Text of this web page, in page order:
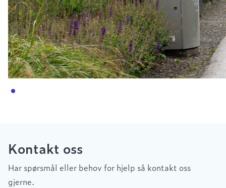
Kontakt oss
Har spørsmål eller behov for hjelp så kontakt oss
gjerne.